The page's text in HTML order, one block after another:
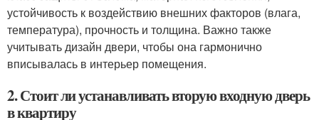
устойчивость к воздействию внешних факторов (влага,
температура), прочность и толщина. Важно также
учитывать дизайн двери, чтобы она гармонично
вписывалась в интерьер помещения.
2. Стоит ли устанавливать вторую входную дверь
в квартиру